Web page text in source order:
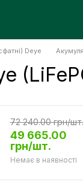
Deye
72 240.00 грн/шт.
49 665.00
грн/шт.
Немає в наявності